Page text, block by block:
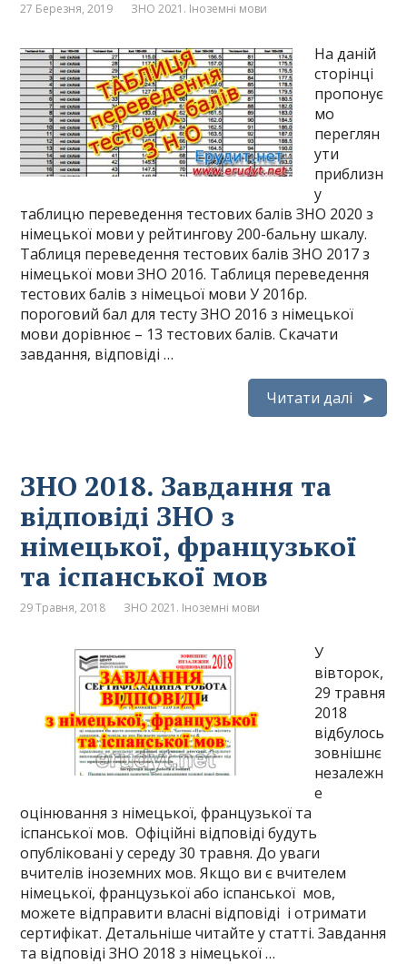
27 Березня, 2019 ЗНО 2021. Іноземні мови
На даній
сторінці
пропонує
мо
переглян
ути
приблизн
у
таблицю переведення тестових балів ЗНО 2020 з
німецької мови у рейтингову 200-бальну шкалу.
Таблиця переведення тестових балів ЗНО 2017 з
німецької мови ЗНО 2016. Таблиця переведення
тестових балів з німецьої мови У 2016р.
пороговий бал для тесту ЗНО 2016 з німецької
мови дорівнює – 13 тестових балів. Скачати
завдання, відповіді …
Читати далі
ЗНО 2018. Завдання та
відповіді ЗНО з
німецької, французької
та іспанської мов
29 Травня, 2018 ЗНО 2021. Іноземні мови
У
вівторок,
29 травня
2018
відбулось
зовнішнє
незалежн
е
оцінювання з німецької, французької та
іспанської мов. Офіційні відповіді будуть
опубліковані у середу 30 травня. До уваги
вчителів іноземних мов. Якщо ви є вчителем
німецької, французької або іспанської мов,
можете відправити власні відповіді і отримати
сертифікат. Детальніше читайте у статті. Завдання
та відповіді ЗНО 2018 з німецької …